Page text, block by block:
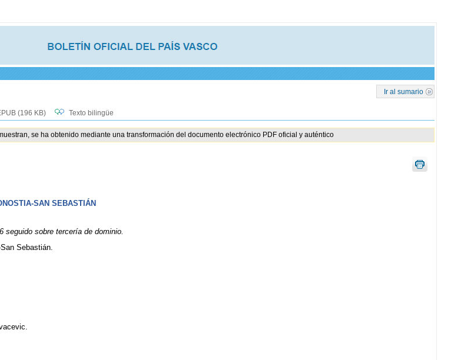
Ir al sumario
(196 KB) Texto bilingüe
se ha obtenido mediante una transformación del documento electrónico PDF oficial y auténtico
SAN SEBASTIÁN
seguido sobre tercería de dominio.
Sebastián.